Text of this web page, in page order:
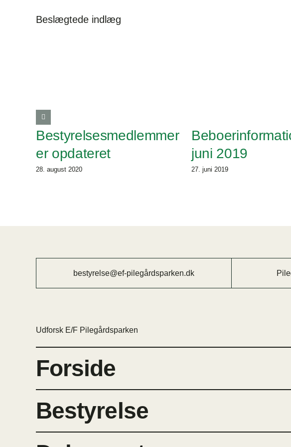
Beslægtede indlæg
Bestyrelsesmedlemmer
er opdateret
28. august 2020
juni 2019
27. juni 2019
bestyrelse@ef-pilegårdsparken.dk
Udforsk E/F Pilegårdsparken
Forside
Bestyrelse